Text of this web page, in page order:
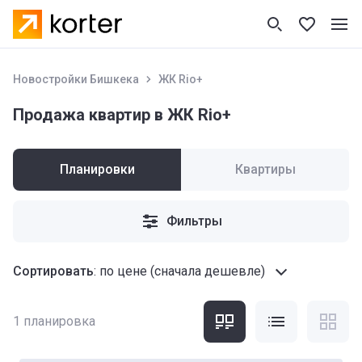
Новостройки Бишкека ЖК Rio+
Продажа квартир в ЖК Rio+
Планировки Квартиры
Фильтры
Сортировать: по цене (сначала дешевле)
1 планировка